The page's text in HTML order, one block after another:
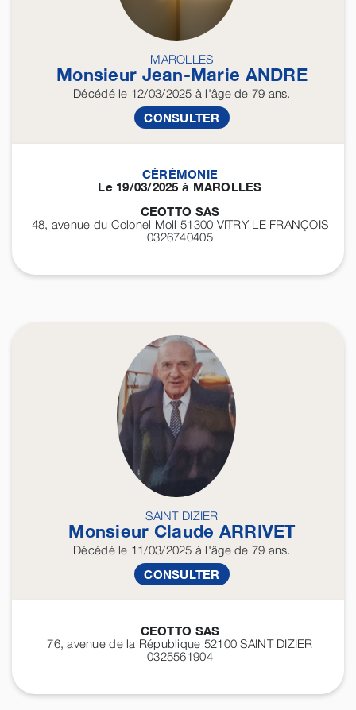
MAROLLES
Monsieur Jean-Marie ANDRE
Décédéle 12/03/2025 à l'âge de 79 ans.
CONSULTER
CÉRÉMONIE
Le 19/03/2025 à MAROLLES
CEOTTO SAS
48, avenue du Colonel Moll 51300 VITRY LE FRANÇOIS
0326740405
SAINT DIZIER
Monsieur Claude ARRIVET
Décédéle 11/03/2025 à l'âge de 79 ans.
CONSULTER
CEOTTO SAS
76, avenue de la République 52100SAINT DIZIER
0325561904